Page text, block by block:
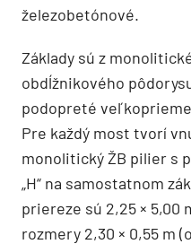
železobetónové.
Základy sú z
obdĺžnikového
podopreté
Pre každý most tvorí
monolitický ŽB pilier s
„H“ na samostatnom
priereze sú 2,25 × 5,00
rozmery 2,30 × 0,55 m